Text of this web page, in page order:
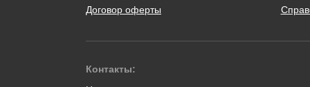
Договор оферты
Контакты: